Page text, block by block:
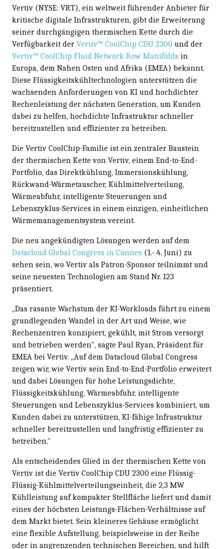
Vertiv (NYSE: VRT), ein weltweit führender Anbieter für
kritische digitale Infrastrukturen, gibt die Erweiterung
seiner durchgängigen thermischen Kette durch die
Verfügbarkeit der Vertiv™ CoolChip CDU 2300 und der
Vertiv™ CoolChip Fluid Network Row Manifolds in
Europa, dem Nahen Osten und Afrika (EMEA) bekannt.
Diese Flüssigkeitskühltechnologien unterstützen die
wachsenden Anforderungen von KI und hochdichter
Rechenleistung der nächsten Generation, um Kunden
dabei zu helfen, hochdichte Infrastruktur schneller
bereitzustellen und effizienter zu betreiben.
Die Vertiv CoolChip-Familie ist ein zentraler Baustein
der thermischen Kette von Vertiv, einem End-to-End-
Portfolio, das Direktkühlung, Immersionskühlung,
Rückwand-Wärmetauscher, Kühlmittelverteilung,
Wärmeabfuhr, intelligente Steuerungen und
Lebenszyklus-Services in einem einzigen, einheitlichen
Wärmemanagementsystem vereint.
Die neu angekündigten Lösungen werden auf dem
Datacloud Global Congress in Cannes (1.- 4. Juni) zu
sehen sein, wo Vertiv als Patron-Sponsor teilnimmt und
seine neuesten Technologien am Stand Nr. 123
präsentiert.
„Das rasante Wachstum der KI-Workloads führt zu einem
grundlegenden Wandel in der Art und Weise, wie
Rechenzentren konzipiert, gekühlt, mit Strom versorgt
und betrieben werden", sagte Paul Ryan, Präsident für
EMEA bei Vertiv. „Auf dem Datacloud Global Congress
zeigen wir, wie Vertiv sein End-to-End-Portfolio erweitert
und dabei Lösungen für hohe Leistungsdichte,
Flüssigkeitskühlung, Wärmeabfuhr, intelligente
Steuerungen und Lebenszyklus-Services kombiniert, um
Kunden dabei zu unterstützen, KI-fähige Infrastruktur
schneller bereitzustellen und langfristig effizienter zu
betreiben."
Als entscheidendes Glied in der thermischen Kette von
Vertiv ist die Vertiv CoolChip CDU 2300 eine Flüssig-
Flüssig-Kühlmittelverteilungseinheit, die 2,3 MW
Kühlleistung auf kompakter Stellfläche liefert und damit
eines der höchsten Leistungs-Flächen-Verhältnisse auf
dem Markt bietet. Sein kleineres Gehäuse ermöglicht
eine flexible Aufstellung, beispielsweise in der Reihe
oder in angrenzenden technischen Bereichen, und hilft